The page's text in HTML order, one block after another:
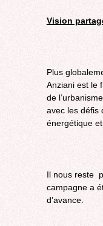
Vision
Plus
Anziani est le
de
avec les défis
énergétique et
Il nous reste
campagne a
d’avance.